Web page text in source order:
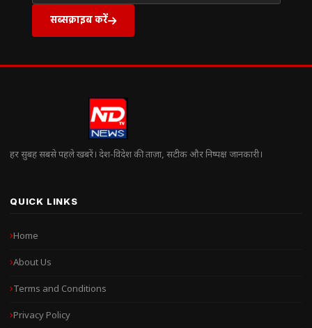
सब्सक्राइब करें
हर सुबह सबसे पहले खबरें। देश-विदेश की ताज़ा, सटीक और निष्पक्ष जानकारी।
QUICK LINKS
Home
About Us
Terms and Conditions
Privacy Policy